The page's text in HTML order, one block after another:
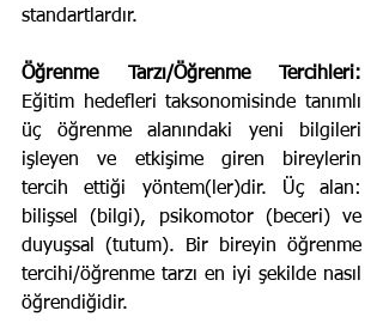
standartlardır.
Öğrenme Tarzı/Öğrenme Tercihleri:
Eğitim hedefleri taksonomisinde tanımlı
üç öğrenme alanındaki yeni bilgileri
işleyen ve etkişime giren bireylerin
tercih ettiği yöntem(ler)dir. Üç alan:
bilişsel (bilgi), psikomotor (beceri) ve
duyuşsal (tutum). Bir bireyin öğrenme
tercihi/öğrenme tarzı en iyi şekilde nasıl
öğrendiğidir.